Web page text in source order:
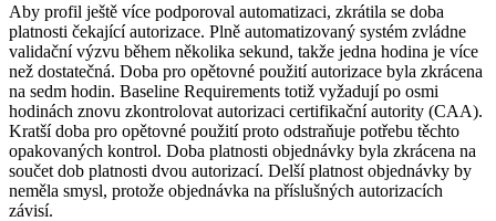
Aby profil ještě více podporoval automatizaci, zkrátila se doba
platnosti čekající autorizace. Plně automatizovaný systém zvládne
validační výzvu během několika sekund, takže jedna hodina je více
než dostatečná. Doba pro opětovné použití autorizace byla zkrácena
na sedm hodin. Baseline Requirements totiž vyžadují po osmi
hodinách znovu zkontrolovat autorizaci certifikační autority (CAA).
Kratší doba pro opětovné použití proto odstraňuje potřebu těchto
opakovaných kontrol. Doba platnosti objednávky byla zkrácena na
součet dob platnosti dvou autorizací. Delší platnost objednávky by
neměla smysl, protože objednávka na příslušných autorizacích
závisí.